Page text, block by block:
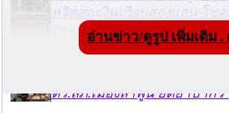
หวิดสูญเงินเกือบสองแสน โชค
ประสาน สตช.สายด่วน 1441
ตร.สภ.เมืองลำพูน ยึดยาบ้ากว่
อ่านข่าว/ดูรูป เพิ่มเติม